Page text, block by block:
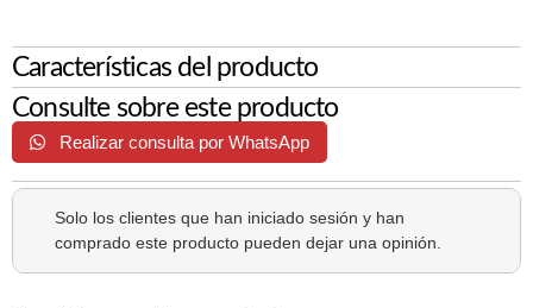
Características del producto
Consulte sobre este producto
Realizar consulta por WhatsApp
Solo los clientes que han iniciado sesión y han
comprado este producto pueden dejar una opinión.